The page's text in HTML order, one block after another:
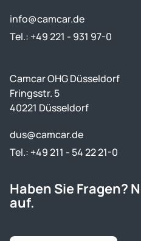
info@camcar.de
Tel.: +49 221 - 931 97-0
Camcar OHG Düsseldorf
Fringsstr. 5
40221 Düsseldorf
dus@camcar.de
Tel.: +49 211 - 54 22 21-0
Haben Sie Fragen?
auf.